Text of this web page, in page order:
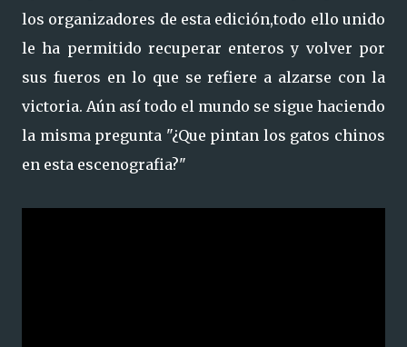
los organizadores de esta edición,todo ello unido
le ha permitido recuperar enteros y volver por
sus fueros en lo que se refiere a alzarse con la
victoria. Aún así todo el mundo se sigue haciendo
la misma pregunta "¿Que pintan los gatos chinos
en esta escenografia?"